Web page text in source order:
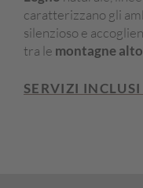
caratterizzano gli
silenzioso e
tra le montagne
SERVIZI